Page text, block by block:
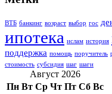
ВТБ банкинг возраст выбор гос
ипотека ислам история
поддержка помощь поручитель
стоимость субсидия шаг шаги
Август 2026
Пн Вт Ср Чт Пт Сб Вс